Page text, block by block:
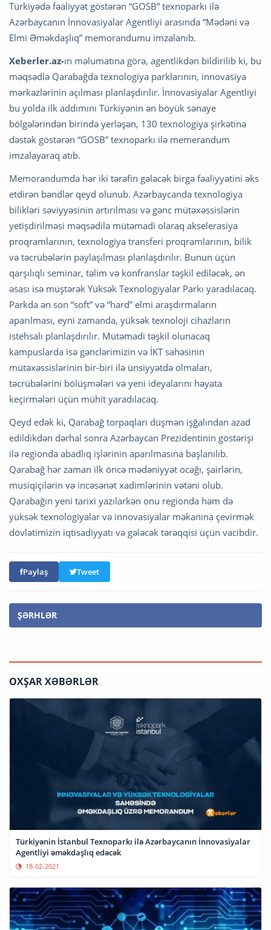
Türkiyədə fəaliyyət göstərən “GOSB” texnoparkı ilə
Azərbaycanın İnnovasiyalar Agentliyi arasında “Mədəni və
Elmi Əməkdaşlıq” memorandumu imzalanıb.
Xeberler.az-ın məlumatına görə, agentlikdən bildirilib ki, bu
məqsədlə Qarabağda texnologiya parklarının, innovasiya
mərkəzlərinin açılması planlaşdırılır. İnnovasiyalar Agentliyi
bu yolda ilk addımını Türkiyənin ən böyük sənaye
bölgələrindən birində yerləşən, 130 texnologiya şirkətinə
dəstək göstərən “GOSB” texnoparkı ilə memerandum
imzalayaraq atıb.
Memorandumda hər iki tərəfin gələcək birgə fəaliyyətini əks
etdirən bəndlər qeyd olunub. Azərbaycanda texnologiya
bilikləri səviyyəsinin artırılması və gənc mütəxəssislərin
yetişdirilməsi məqsədilə mütəmadi olaraq akselerasiya
proqramlarının, texnologiya transferi proqramlarının, bilik
və təcrübələrin paylaşılması planlaşdırılır. Bunun üçün
qarşılıqlı seminar, təlim və konfranslar təşkil ediləcək, ən
əsası isə müştərək Yüksək Texnologiyalar Parkı yaradılacaq.
Parkda ən son “soft” və “hard” elmi araşdırmaların
aparılması, eyni zamanda, yüksək texnoloji cihazların
istehsalı planlaşdırılır. Mütəmadi təşkil olunacaq
kampuslarda isə gənclərimizin və İKT sahəsinin
mütəxəssislərinin bir-biri ilə ünsiyyətdə olmaları,
təcrübələrini bölüşmələri və yeni ideyalarını həyata
keçirmələri üçün mühit yaradılacaq.
Qeyd edək ki, Qarabağ torpaqları düşmən işğalından azad
edildikdən dərhal sonra Azərbaycan Prezidentinin göstərişi
ilə regionda abadlıq işlərinin aparılmasına başlanılıb.
Qarabağ hər zaman ilk öncə mədəniyyət ocağı, şairlərin,
musiqiçilərin və incəsənət xadimlərinin vətəni olub.
Qarabağın yeni tarixi yazılarkən onu regionda həm də
yüksək texnologiyalar və innovasiyalar məkanına çevirmək
dövlətimizin iqtisadiyyatı və gələcək tərəqqisi üçün vacibdir.
Paylaş Tweet
ŞƏRHLƏR
OXŞAR XƏBƏRLƏR
Türkiyənin İstanbul Texnoparkı ilə Azərbaycanın İnnovasiyalar
Agentliyi əməkdaşlıq edəcək
18-02-2021